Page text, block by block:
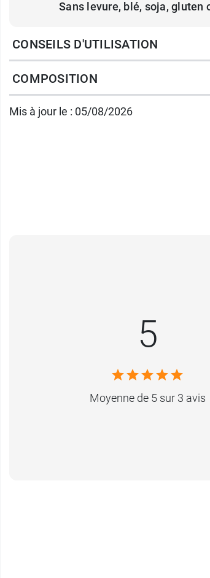
Sans levure, blé, soja,
Poids net :42,75 g.
Conditionnement :
CONSEILS D'UTILISATION
COMPOSITION
Mis à jour le : 05/08/2026
5
Moyenne de 5 sur 3 avis